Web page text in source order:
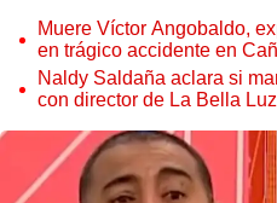
Muere Víctor Angobaldo,
en trágico accidente en
Naldy Saldaña aclara si
con director de La Bella